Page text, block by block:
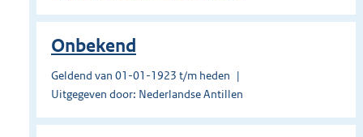
Onbekend
Geldend van 01-01-1923 t/m heden
Uitgegeven door: Nederlandse Antillen